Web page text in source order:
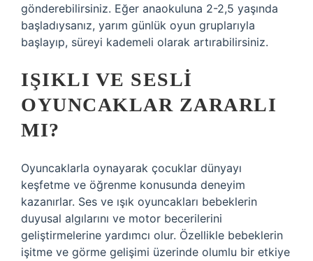
gönderebilirsiniz. Eğer anaokuluna 2-2,5 yaşında
başladıysanız, yarım günlük oyun gruplarıyla
başlayıp, süreyi kademeli olarak artırabilirsiniz.
IŞIKLI VE SESLI
OYUNCAKLAR ZARARLI
MI?
Oyuncaklarla oynayarak çocuklar dünyayı
keşfetme ve öğrenme konusunda deneyim
kazanırlar. Ses ve ışık oyuncakları bebeklerin
duyusal algılarını ve motor becerilerini
geliştirmelerine yardımcı olur. Özellikle bebeklerin
işitme ve görme gelişimi üzerinde olumlu bir etkiye